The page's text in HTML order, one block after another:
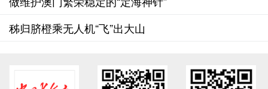
秭归脐橙乘无人机“飞”出大山